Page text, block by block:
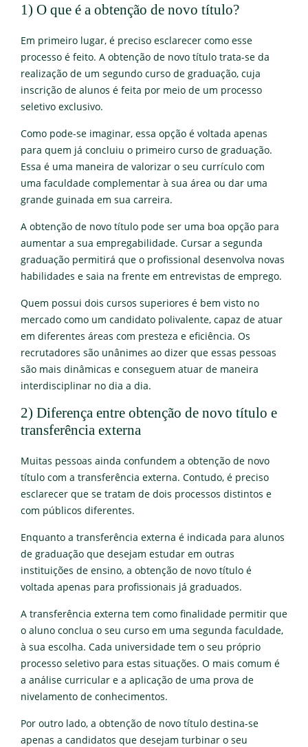
1) O que é a obtenção de novo título?
Em primeiro lugar, é preciso esclarecer como esse
processo é feito. A obtenção de novo título trata-se da
realização de um segundo curso de graduação, cuja
inscrição de alunos é feita por meio de um processo
seletivo exclusivo.
Como pode-se imaginar, essa opção é voltada apenas
para quem já concluiu o primeiro curso de graduação.
Essa é uma maneira de valorizar o seu currículo com
uma faculdade complementar à sua área ou dar uma
grande guinada em sua carreira.
A obtenção de novo título pode ser uma boa opção para
aumentar a sua empregabilidade. Cursar a segunda
graduação permitirá que o profissional desenvolva novas
habilidades e saia na frente em entrevistas de emprego.
Quem possui dois cursos superiores é bem visto no
mercado como um candidato polivalente, capaz de atuar
em diferentes áreas com presteza e eficiência. Os
recrutadores são unânimes ao dizer que essas pessoas
são mais dinâmicas e conseguem atuar de maneira
interdisciplinar no dia a dia.
2) Diferença entre obtenção de novo título e
transferência externa
Muitas pessoas ainda confundem a obtenção de novo
título com a transferência externa. Contudo, é preciso
esclarecer que se tratam de dois processos distintos e
com públicos diferentes.
Enquanto a transferência externa é indicada para alunos
de graduação que desejam estudar em outras
instituições de ensino, a obtenção de novo título é
voltada apenas para profissionais já graduados.
A transferência externa tem como finalidade permitir que
o aluno conclua o seu curso em uma segunda faculdade,
à sua escolha. Cada universidade tem o seu próprio
processo seletivo para estas situações. O mais comum é
a análise curricular e a aplicação de uma prova de
nivelamento de conhecimentos.
Por outro lado, a obtenção de novo título destina-se
apenas a candidatos que desejam turbinar o seu